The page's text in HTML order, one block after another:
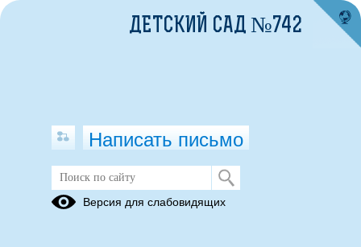
Положение о противодействии
коррупции
ДЕТСКИЙ САД №742
Написать письмо
Версия для слабовидящих